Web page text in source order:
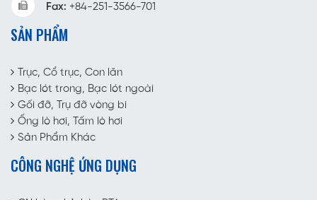
Fax: +84-251-3566-701
SẢN PHẨM
Trục, Cổ trục, Con lăn
Bạc lót trong, Bạc lót ngoài
Gối đỡ, Trụ đỡ vòng bi
Ống lò hơi, Tấm lò hơi
Sản Phẩm Khác
CÔNG NGHỆ ỨNG DỤNG